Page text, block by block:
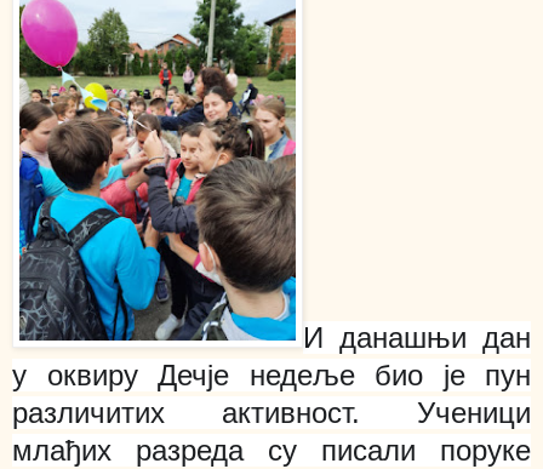
И данашњи дан
у оквиру Дечје недеље био је пун
различитих активност. Ученици
млађих разреда су писали поруке